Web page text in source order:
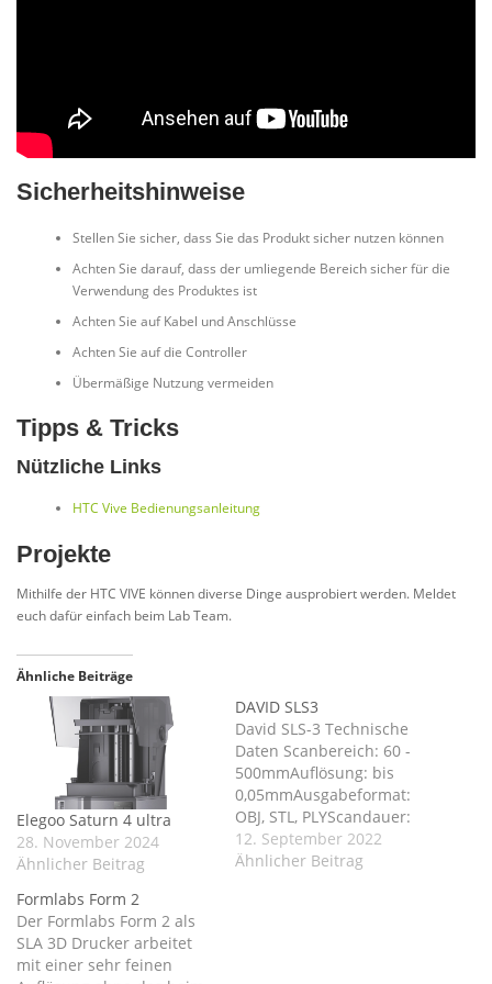
Sicherheitshinweise
Stellen Sie sicher, dass Sie das Produkt sicher nutzen können
Achten Sie darauf, dass der umliegende Bereich sicher für die
Verwendung des Produktes ist
Achten Sie auf Kabel und Anschlüsse
Achten Sie auf die Controller
Übermäßige Nutzung vermeiden
Tipps & Tricks
Nützliche Links
HTC Vive Bedienungsanleitung
Projekte
Mithilfe der HTC VIVE können diverse Dinge ausprobiert werden. Meldet
euch dafür einfach beim Lab Team.
Ähnliche Beiträge
Elegoo Saturn 4 ultra
28. November 2024
Ähnlicher Beitrag
DAVID SLS3
David SLS-3 Technische
Daten Scanbereich: 60 -
500mmAuflösung: bis
0,05mmAusgabeformat:
OBJ, STL, PLYScandauer:
ein einzelner Scan dauert
2 Sek. (abh. vom
12. September 2022
Ähnlicher Beitrag
Formlabs Form 2
Der Formlabs Form 2 als
SLA 3D Drucker arbeitet
mit einer sehr feinen